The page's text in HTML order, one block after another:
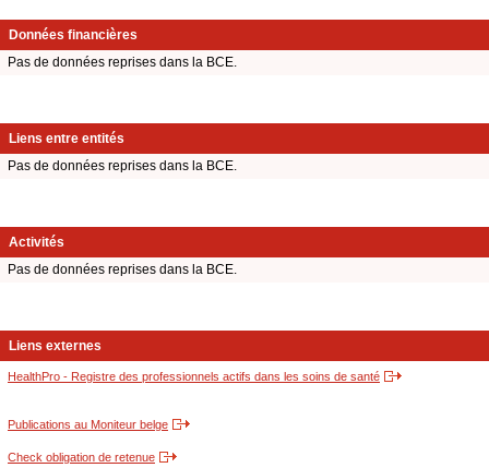
Données financières
Pas de données reprises dans la BCE.
Liens entre entités
Pas de données reprises dans la BCE.
Activités
Pas de données reprises dans la BCE.
Liens externes
HealthPro - Registre des professionnels actifs dans les soins de santé
Publications au Moniteur belge
Check obligation de retenue